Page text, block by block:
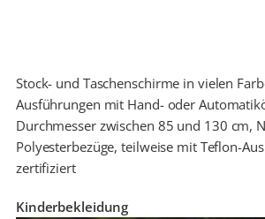
Stock- und Taschenschirme in vielen
Ausführungen mit Hand- oder
Durchmesser zwischen 85 und 130 cm,
Polyesterbezüge, teilweise mit Teflon-
zertifiziert
Kinderbekleidung